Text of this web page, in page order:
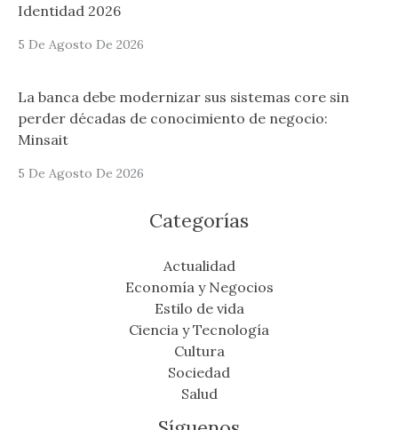
Identidad 2026
5 De Agosto De 2026
La banca debe modernizar sus sistemas core sin
perder décadas de conocimiento de negocio:
Minsait
5 De Agosto De 2026
Categorías
Actualidad
Economía y Negocios
Estilo de vida
Ciencia y Tecnología
Cultura
Sociedad
Salud